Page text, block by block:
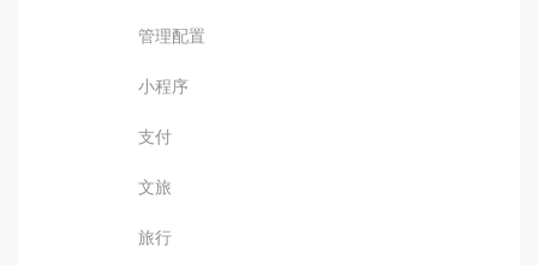
管理配置
小程序
支付
文旅
旅行